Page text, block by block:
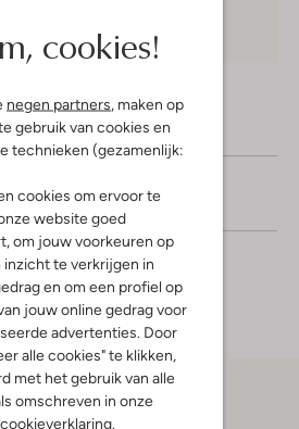
cookies!
negen partners, maken op
gebruik van cookies en
technieken (gezamenlijk:
cookies om ervoor te
website goed
om jouw voorkeuren op
inzicht te verkrijgen in
en om een profiel op
jouw online gedrag voor
advertenties. Door
alle cookies" te klikken,
met het gebruik van alle
omschreven in onze
cookieverklaring.